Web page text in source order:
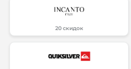
20 скидок